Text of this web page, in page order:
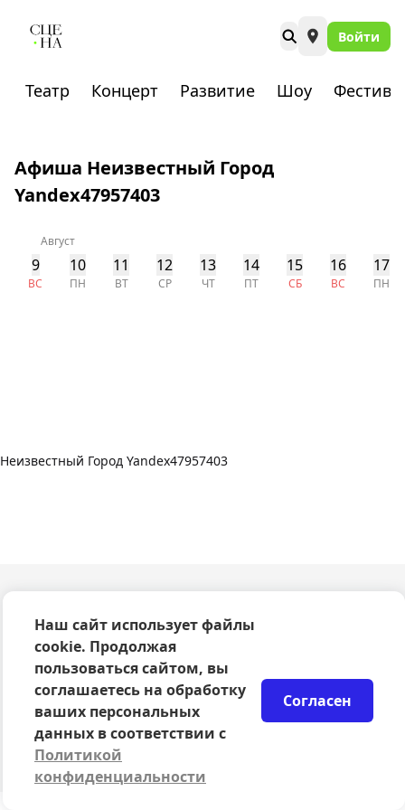
Войти
Театр Концерт Развитие Шоу
Афиша Неизвестный Город
Yandex47957403
Август
9
ВС
10
ПН
11
ВТ
12
СР
13
ЧТ
14
ПТ
15
СБ
16
ВС
17
ПН
Неизвестный Город Yandex47957403
Оферта
Политика конфиденциальности
Согласие на обработку персональных данных
Правила возврата билетов
Возврат билетов
Организаторам
Наш сайт использует файлы
cookie. Продолжая
пользоваться сайтом, вы
соглашаетесь на обработку
ваших персональных
данных в соответствии с
Политикой
конфиденциальности
Согласен